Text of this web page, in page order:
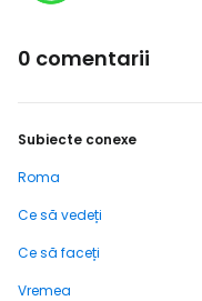
0 comentarii
Subiecte conexe
Roma
Ce să vedeți
Ce să faceți
Vremea